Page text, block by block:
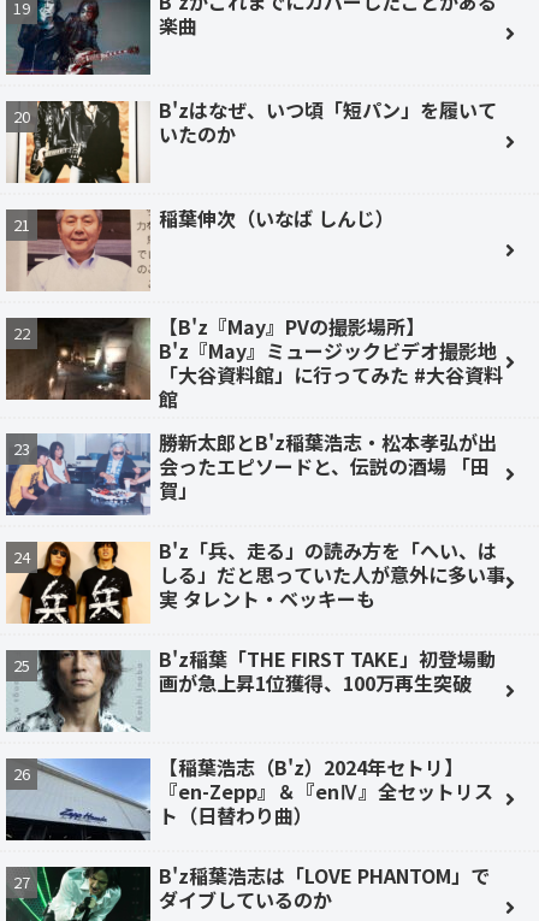
楽曲
B'zはなぜ、いつ頃「短パン」を履いて
いたのか
稲葉伸次（いなば しんじ）
【B'z『May』PVの撮影場所】
B'z『May』ミュージックビデオ撮影地
「大谷資料館」に行ってみた #大谷資料
館
勝新太郎とB'z稲葉浩志・松本孝弘が出
会ったエピソードと、伝説の酒場 「田
賀」
B'z「兵、走る」の読み方を「へい、は
しる」だと思っていた人が意外に多い事
実 タレント・ベッキーも
B'z稲葉「THE FIRST TAKE」初登場動
画が急上昇1位獲得、100万再生突破
【稲葉浩志（B'z）2024年セトリ】
『en-Zepp』＆『enⅣ』全セットリス
ト（日替わり曲）
B'z稲葉浩志は「LOVE PHANTOM」で
ダイブしているのか